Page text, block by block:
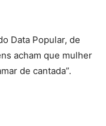
Data Popular, de
acham que mulher
de cantada”.